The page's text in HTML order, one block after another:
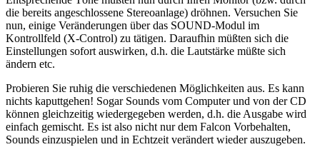
die bereits angeschlossene Stereoanlage) dröhnen. Versuchen Sie
nun, einige Veränderungen über das SOUND-Modul im
Kontrollfeld (X-Control) zu tätigen. Daraufhin müßten sich die
Einstellungen sofort auswirken, d.h. die Lautstärke müßte sich
ändern etc.
Probieren Sie ruhig die verschiedenen Möglichkeiten aus. Es kann
nichts kaputtgehen! Sogar Sounds vom Computer und von der CD
können gleichzeitig wiedergegeben werden, d.h. die Ausgabe wird
einfach gemischt. Es ist also nicht nur dem Falcon Vorbehalten,
Sounds einzuspielen und in Echtzeit verändert wieder auszugeben.